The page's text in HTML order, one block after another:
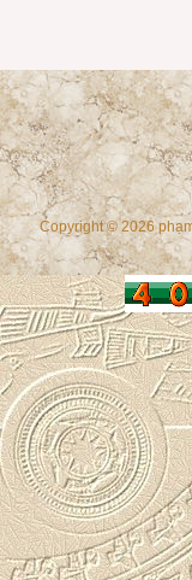
Copyright © 2026